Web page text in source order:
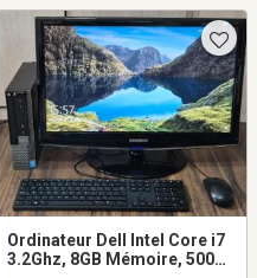
Ordinateur Dell Intel Core i7
3.2Ghz, 8GB Mémoire, 500GB